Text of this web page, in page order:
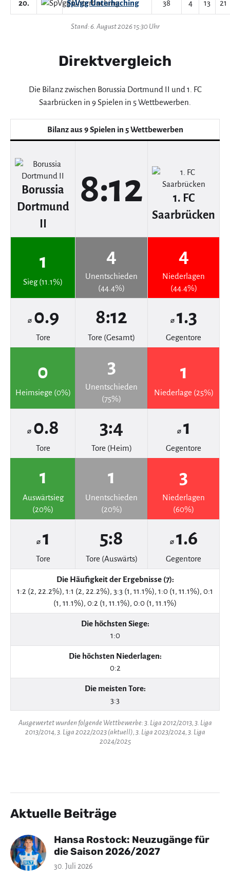
20. SpVgg Unterhaching 38 4 13 21
Stand: 6. August 2026 15:30 Uhr
Direktvergleich
Die Bilanz zwischen Borussia Dortmund II und 1. FC
Saarbrücken in 9 Spielen in 5 Wettbewerben.
Bilanz aus 9 Spielen in 5 Wettbewerben
Borussia
Dortmund
II
8:12
1. FC
Saarbrücken
1
Sieg (11.1%)
4
Unentschieden
(44.4%)
4
Niederlagen
(44.4%)
⌀ 0.9
Tore
8:12
Tore (Gesamt)
⌀ 1.3
Gegentore
0
Heimsiege (0%)
3
Unentschieden
(75%)
1
Niederlage (25%)
⌀ 0.8
Tore
3:4
Tore (Heim)
⌀ 1
Gegentore
1
Auswärtsieg
(20%)
1
Unentschieden
(20%)
3
Niederlagen
(60%)
⌀ 1
Tore
5:8
Tore (Auswärts)
⌀ 1.6
Gegentore
Die Häufigkeit der Ergebnisse (7):
1:2 (2, 22.2%), 1:1 (2, 22.2%), 3:3 (1, 11.1%), 1:0 (1, 11.1%), 0:1
(1, 11.1%), 0:2 (1, 11.1%), 0:0 (1, 11.1%)
Die höchsten Siege:
1:0
Die höchsten Niederlagen:
0:2
Die meisten Tore:
3:3
Ausgewertet wurden folgende Wettbewerbe: 3. Liga 2012/2013, 3. Liga
2013/2014, 3. Liga 2022/2023 (aktuell), 3. Liga 2023/2024, 3. Liga
2024/2025
Aktuelle Beiträge
Hansa Rostock: Neuzugänge für
die Saison 2026/2027
30. Juli 2026